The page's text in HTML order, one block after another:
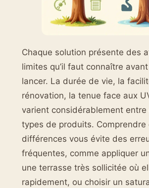
Chaque solution présente des
limites qu’il faut connaître
lancer. La durée de vie, la
rénovation, la tenue face aux
varient considérablement entre
types de produits. Comprendre
différences vous évite des
fréquentes, comme appliquer
une terrasse très sollicitée où
rapidement, ou choisir un